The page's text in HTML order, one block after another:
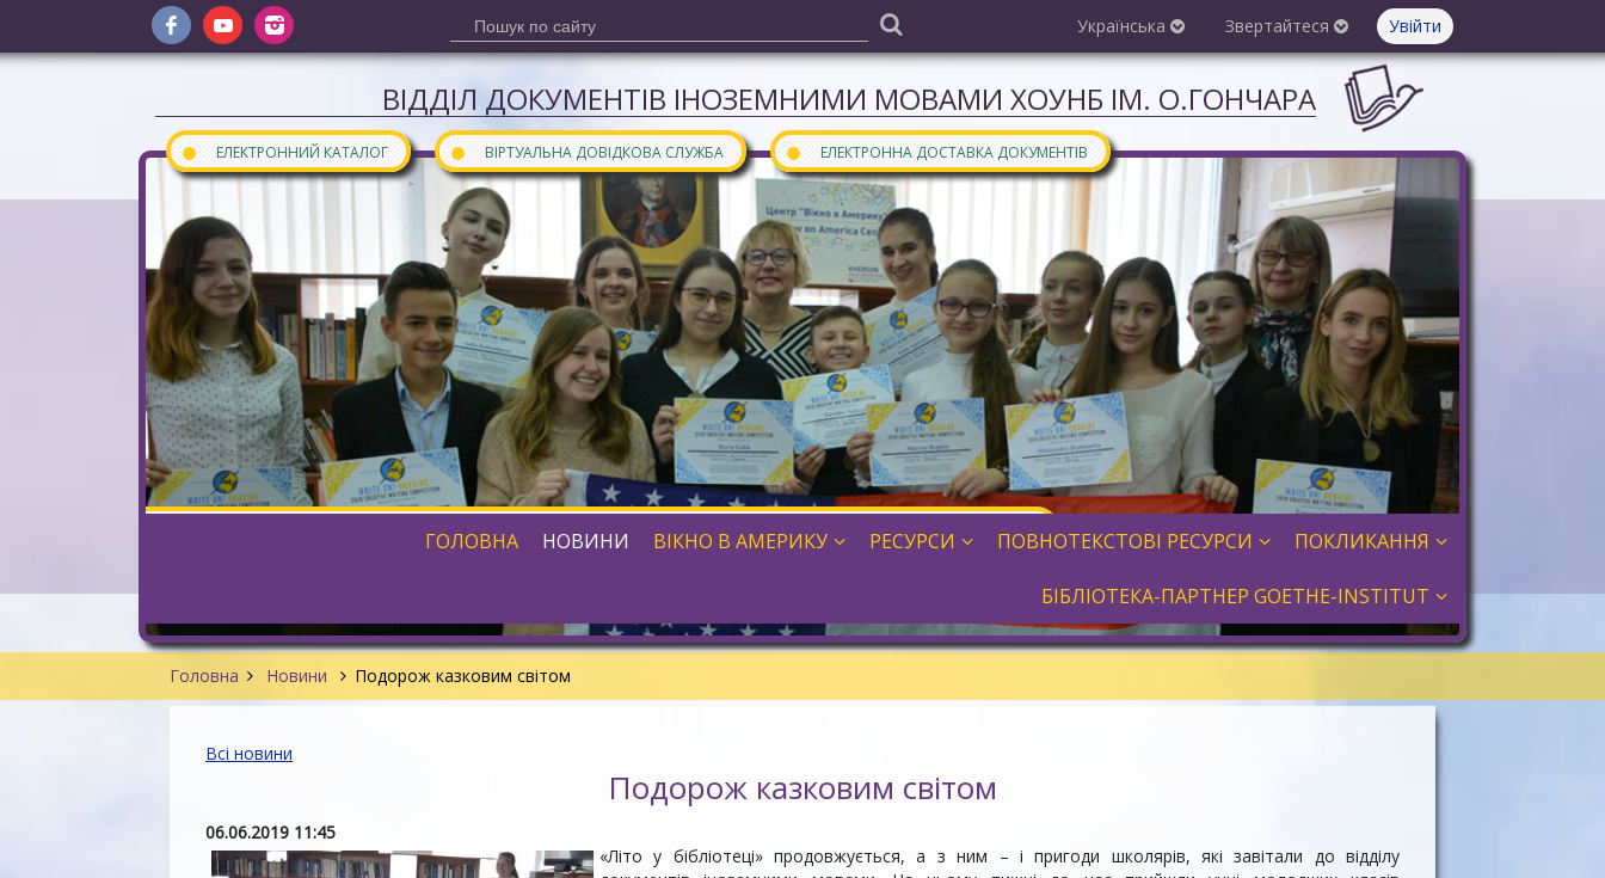
Українська Звертайтеся Увійти
ВІДДІЛ ДОКУМЕНТІВ ІНОЗЕМНИМИ МОВАМИ ХОУНБ ІМ. О.ГОНЧАРА
● ЕЛЕКТРОННИЙ КАТАЛОГ ● ВІРТУАЛЬНА ДОВІДКОВА СЛУЖБА ● ЕЛЕКТРОННА ДОСТАВКА ДОКУМЕНТІВ
Сайт відділу документів іноземними мовами є частиноюбібліотечного порталу
ГОЛОВНА НОВИНИ ВІКНО В АМЕРИКУ РЕСУРСИ ПОВНОТЕКСТОВІ РЕСУРСИ ПОКЛИКАННЯ
БІБЛІОТЕКА-ПАРТНЕР GOETHE-INSTITUT
Головна Новини Подорож казковим світом
Всі новини
Подорож казковим світом
06.06.2019 11:45
«Літо у бібліотеці» продовжується, а з ним – і пригоди школярів, які завітали до відділу